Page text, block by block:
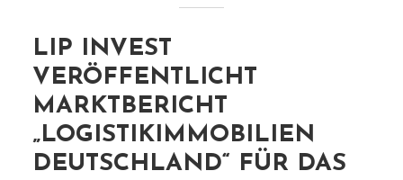
LIP INVEST
VERÖFFENTLICHT
MARKTBERICHT
„LOGISTIKIMMOBILIEN
DEUTSCHLAND“ FÜR DAS